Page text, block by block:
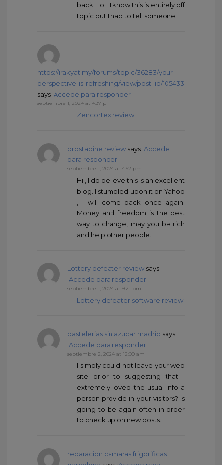
back! LoL I know this is entirely off
topic but I had to tell someone!
https://irakyat.my/forums/topic/36283/your-
perspective-is-refreshing/view/post_id/105433
says :Accede para responder
septiembre 1, 2024 at 4:37 pm
Zencortex review
prostadine review says :Accede
para responder
septiembre 1, 2024 at 4:52 pm
Hi , I do believe this is an excellent
blog. I stumbled upon it on Yahoo
, i will come back once again.
Money and freedom is the best
way to change, may you be rich
and help other people.
Lottery defeater review says
:Accede para responder
septiembre 1, 2024 at 9:21 pm
Lottery defeater software review
pastelerias sin azucar madrid says
:Accede para responder
septiembre 2, 2024 at 12:09 am
I simply could not leave your web
site prior to suggesting that I
extremely loved the usual info a
person provide in your visitors? Is
going to be again often in order
to check up on new posts.
reparacion camaras frigorificas